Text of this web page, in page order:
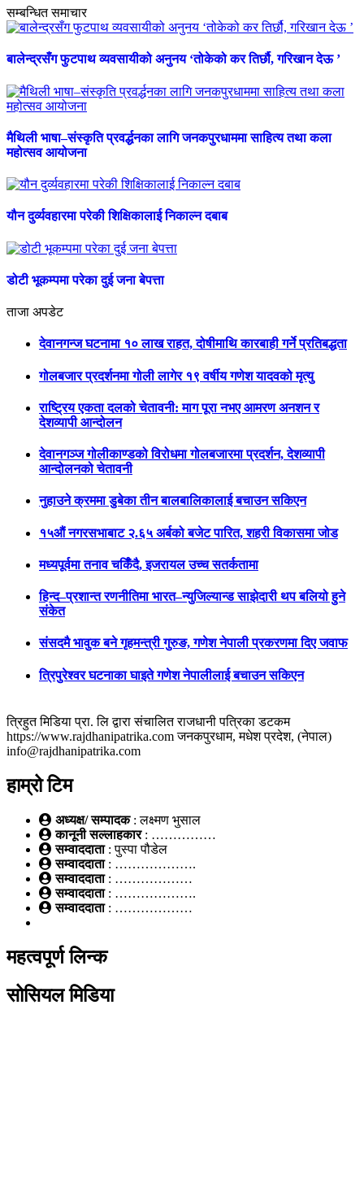
सम्बन्धित समाचार
बालेन्द्रसँग फुटपाथ व्यवसायीको अनुनय ‘तोकेको कर तिर्छौ, गरिखान देऊ ’
मैथिली भाषा–संस्कृति प्रवर्द्धनका लागि जनकपुरधाममा साहित्य तथा कला
महोत्सव आयोजना
यौन दुर्व्यवहारमा परेकी शिक्षिकालाई निकाल्न दबाब
डोटी भूकम्पमा परेका दुई जना बेपत्ता
ताजा अपडेट
देवानगन्ज घटनामा १० लाख राहत, दोषीमाथि कारबाही गर्ने प्रतिबद्धता
गोलबजार प्रदर्शनमा गोली लागेर १९ वर्षीय गणेश यादवको मृत्यु
राष्ट्रिय एकता दलको चेतावनी: माग पूरा नभए आमरण अनशन र
देशव्यापी आन्दोलन
देवानगञ्ज गोलीकाण्डको विरोधमा गोलबजारमा प्रदर्शन, देशव्यापी
आन्दोलनको चेतावनी
नुहाउने क्रममा डुबेका तीन बालबालिकालाई बचाउन सकिएन
१५औं नगरसभाबाट २.६५ अर्बको बजेट पारित, शहरी विकासमा जोड
मध्यपूर्वमा तनाव चर्किँदै, इजरायल उच्च सतर्कतामा
हिन्द–प्रशान्त रणनीतिमा भारत–न्युजिल्यान्ड साझेदारी थप बलियो हुने
संकेत
संसदमै भावुक बने गृहमन्त्री गुरुङ, गणेश नेपाली प्रकरणमा दिए जवाफ
त्रिपुरेश्वर घटनाका घाइते गणेश नेपालीलाई बचाउन सकिएन
त्रिहुत मिडिया प्रा. लि द्वारा संचालित राजधानी पत्रिका डटकम
https://www.rajdhanipatrika.com जनकपुरधाम, मधेश प्रदेश, (नेपाल)
info@rajdhanipatrika.com
हाम्रो टिम
अध्यक्ष/ सम्पादक: लक्ष्मण भुसाल
कानूनी सल्लाहकार : ……………
सम्वाददाता: पुस्पा पौडेल
सम्वाददाता : ……………….
सम्वाददाता: ………………
सम्वाददाता: ……………….
सम्वाददाता: ………………
महत्वपूर्ण लिन्क
सोसियल मिडिया